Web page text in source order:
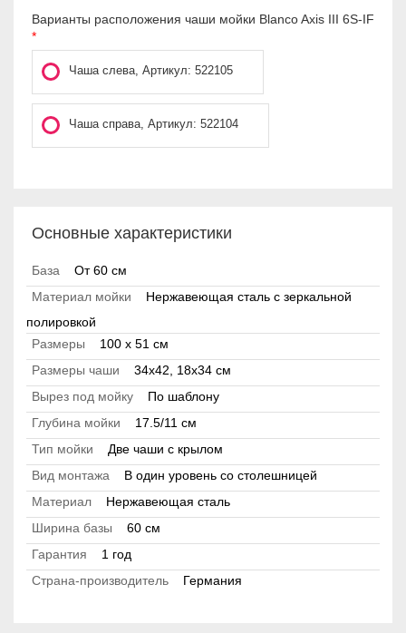
Варианты расположения чаши мойки Blanco Axis III 6S-IF
Чаша слева, Артикул: 522105
Чаша справа, Артикул: 522104
Основные характеристики
База
От 60 см
Материал мойки
Нержавеющая сталь с зеркальной
полировкой
Размеры
100 x 51 см
Размеры чаши
34х42, 18х34 см
Вырез под мойку
По шаблону
Глубина мойки
17.5/11 см
Тип мойки
Две чаши с крылом
Вид монтажа
В один уровень со столешницей
Материал
Нержавеющая сталь
Ширина базы
60 см
Гарантия
1 год
Страна-производитель
Германия